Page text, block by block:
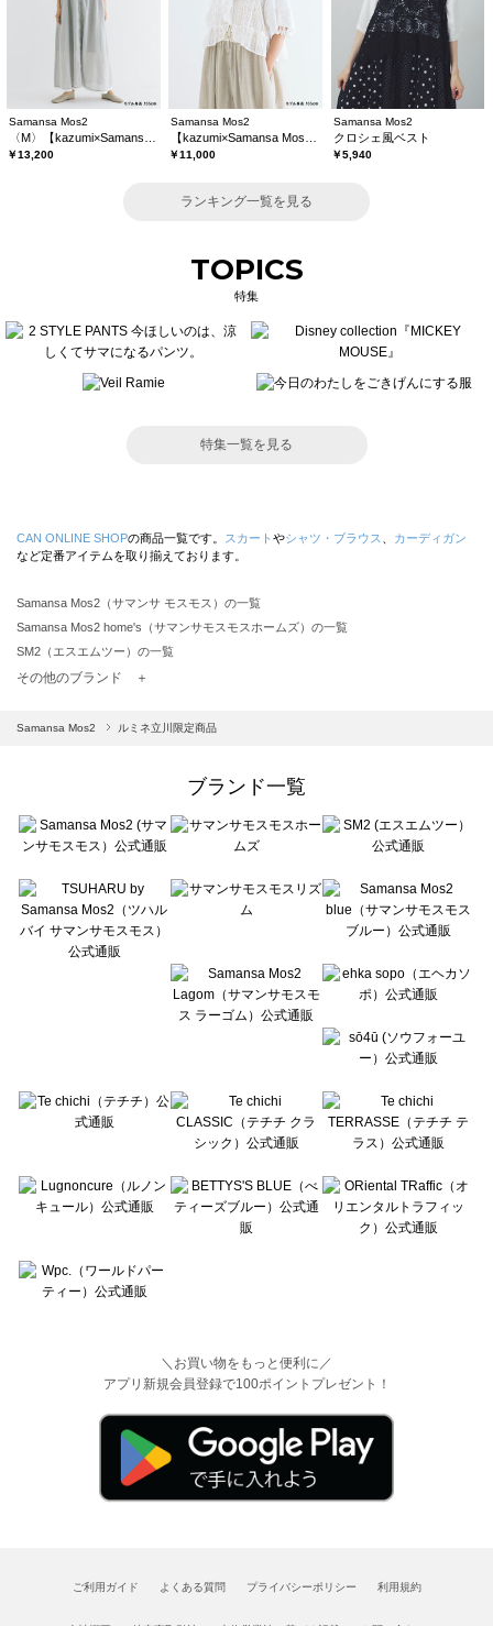
Samansa Mos2
￥13,200
Samansa Mos2
￥11,000
Samansa Mos2
クロシェ風ベスト
￥5,940
ランキング一覧を見る
TOPICS
特集
特集一覧を見る
CAN ONLINE SHOPの商品一覧です。 スカート やシャツ・ブラウス
カーディガン
など定番アイテムを取り揃えております。
Samansa Mos2（サマンサ モスモス）の一覧
Samansa Mos2 home's（サマンサモスモスホームズ）の一覧
SM2（エスエムツー）の一覧
TSUHARU by Samansa Mos2（ツハルバイサマンサモスモス）の一覧
Samansa Mos2 blue（サマンサモスモス ブルー）の一覧
Te chichi（テチチ）の一覧
Te chichi CLASSIC（テチチ クラシック）の一覧
Lugnoncure（ルノンキュール）の一覧
BETTY'S BLUE（べティーズブルー）の一覧
Wpc.（ワールドパーティー）の一覧
その他のブランド ＋
Samansa Mos2 ルミネ立川限定商品
ブランド一覧
＼お買い物をもっと便利に／
アプリ新規会員登録で100ポイントプレゼント！
ご利用ガイド よくある質問 プライバシーポリシー 利用規約